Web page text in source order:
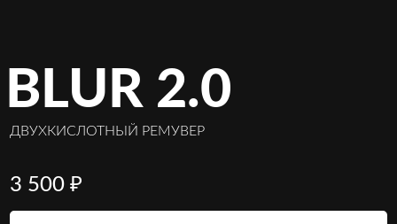
BLUR 2.0
ДВУХКИСЛОТНЫЙ РЕМУВЕР
3 500 ₽